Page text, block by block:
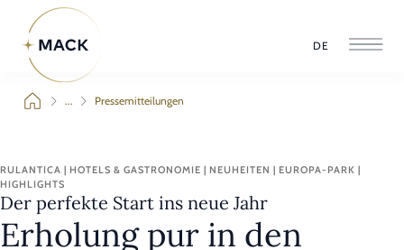
DE
... Pressemitteilungen
RULANTICA | HOTELS & GASTRONOMIE | NEUHEITEN | EUROPA-PARK |
HIGHLIGHTS
Der perfekte Start ins neue Jahr
Erholung pur in den